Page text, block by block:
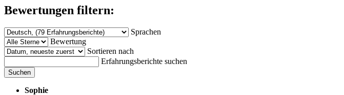
Bewertungen filtern:
Sprachen
Bewertung
Sortieren nach
Erfahrungsberichte suchen
Suchen
Sophie